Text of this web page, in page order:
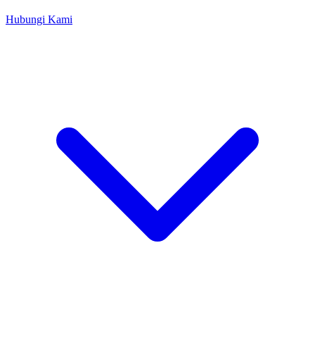
Hubungi Kami